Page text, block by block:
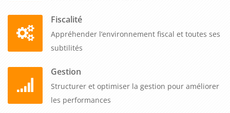
Fiscalité
Appréhender l’environnement fiscal et toutes ses
subtilités
Gestion
Structurer et optimiser la gestion pour améliorer
les performances